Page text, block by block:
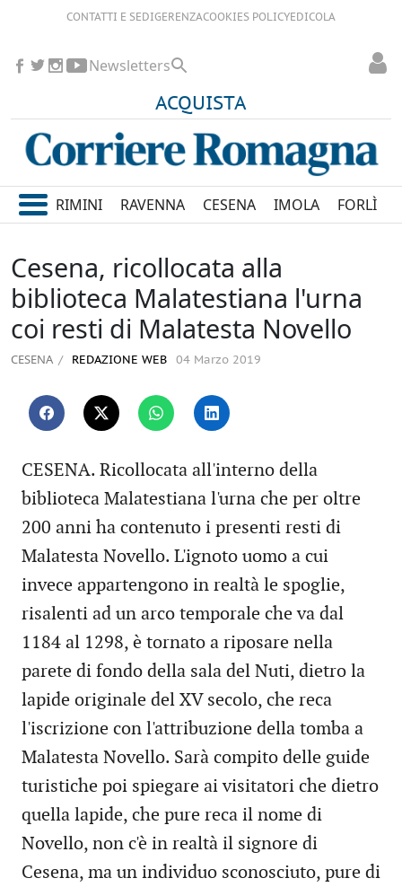
CONTATTI E SEDIGERENZACOOKIES POLICYEDICOLA
ACQUISTA
Newsletters
RIMINI RAVENNA CESENA IMOLA FORLÌ
Cesena, ricollocata alla
biblioteca Malatestiana l'urna
coi resti di Malatesta Novello
CESENA REDAZIONE WEB 04 Marzo 2019
CESENA. Ricollocata all'interno della
biblioteca Malatestiana l'urna che per oltre
200 anni ha contenuto i presenti resti di
Malatesta Novello. L'ignoto uomo a cui
invece appartengono in realtà le spoglie,
risalenti ad un arco temporale che va dal
1184 al 1298, è tornato a riposare nella
parete di fondo della sala del Nuti, dietro la
lapide originale del XV secolo, che reca
l'iscrizione con l'attribuzione della tomba a
Malatesta Novello. Sarà compito delle guide
turistiche poi spiegare ai visitatori che dietro
quella lapide, che pure reca il nome di
Novello, non c'è in realtà il signore di
Cesena, ma un individuo sconosciuto, pure di